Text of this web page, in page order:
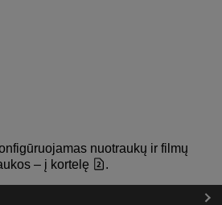
nuotraukų ir filmų
– į kortelę .